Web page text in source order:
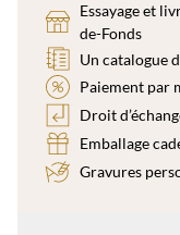
Essayage et
de-Fonds
Un catalogue
Paiement par
Droit
Emballage
Gravures